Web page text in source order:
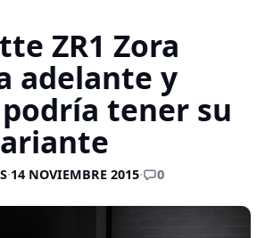
ZR1 Zora
adelante y
tener su
·14 NOVIEMBRE 2015· 0